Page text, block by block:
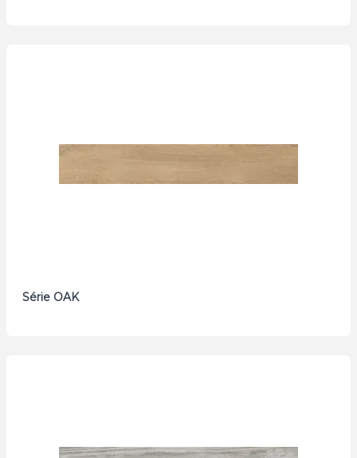
Série OAK